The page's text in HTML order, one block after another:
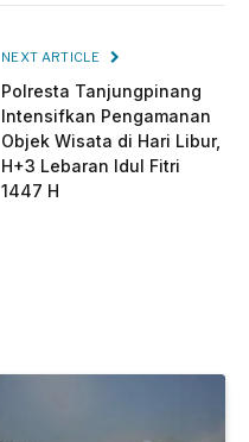
NEXT ARTICLE
Polresta Tanjungpinang
Intensifkan Pengamanan
Objek Wisata di Hari Libur,
H+3 Lebaran Idul Fitri
1447 H